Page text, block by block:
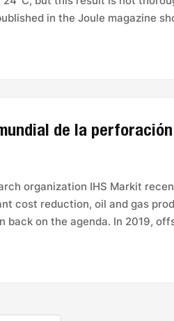
in the Joule magazine
organization IHS Markit
cost reduction, oil and gas
back on the agenda. In 2019,